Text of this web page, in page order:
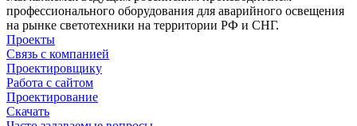
профессионального оборудования для аварийного освещения
на рынке светотехники на территории РФ и СНГ.
Проекты
Связь с компанией
Проектировщику
Работа с сайтом
Проектирование
Скачать